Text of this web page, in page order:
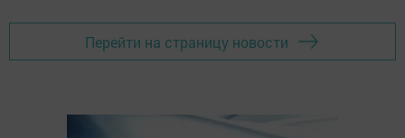
Перейти на страницу новости